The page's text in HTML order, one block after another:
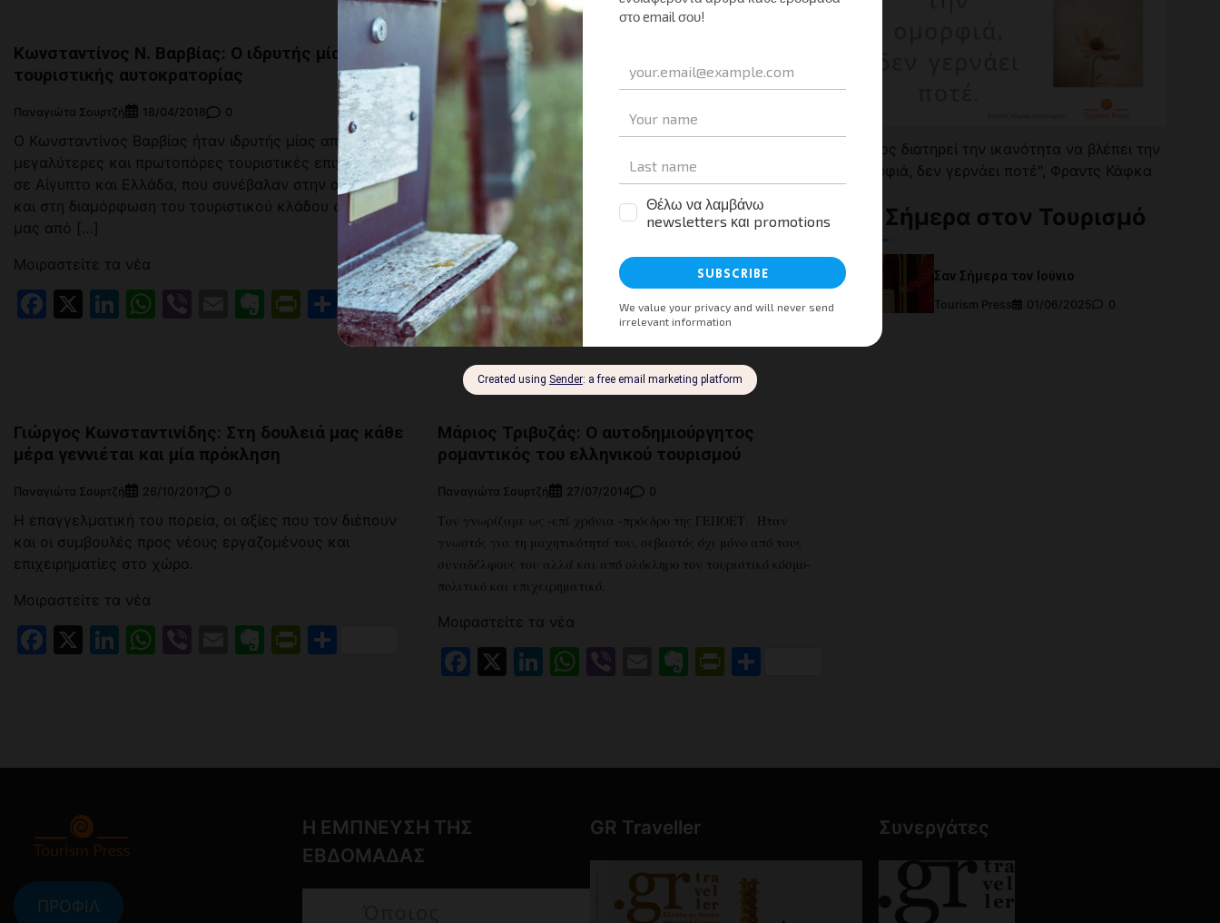
Κωνσταντίνος Ν. Βαρβίας: Ο ιδρυτής μίας
τουριστικής αυτοκρατορίας
Παναγιώτα Σουρτζή 18/04/2018 0
Ο Κωνσταντίνος Βαρβίας ήταν ιδρυτής μίας από τις
μεγαλύτερες και πρωτοπόρες τουριστικές επιχειρήσεις
σε Αίγυπτο και Ελλάδα, που συνέβαλαν στην ανάπτυξη
και στη διαμόρφωση του τουριστικού κλάδου στη χώρα
μας από […]
Μοιραστείτε τα νέα
Facebook
X LinkedIn
WhatsApp
ViberEmailEvernote
PrintFriendly
Μοιραστείτε
Αλέξανδρος Βασιλικός: “Πρόκληση είναι να
λύσεις τα αυτονόητα”
Παναγιώτα Σουρτζή 01/03/2018
Ο νέος Πρόεδρος του Ξενοδοχειακού Επιμελητηρίου
Ελλάδος, ανήκει, παρά το νεαρό της ηλικίας του, στους
πλέον καταξιωμένους τουριστικούς επιχειρηματίες της
χώρας και με ενεργή παρουσία στα κοινά του κλάδου
την τελευταία και πλέον δεκαετία. Πιστεύει στην σκληρή
δουλειά, στις συνεργασίες και την καινοτομία.
Μοιραστείτε τα νέα
Facebook
X LinkedIn
WhatsApp
Viber
EmailEvernote
PrintFriendly
Μοιραστείτε
Γιώργος Κωνσταντινίδης: Στη δουλειά μας κάθε
μέρα γεννιέται και μία πρόκληση
Παναγιώτα Σουρτζή 26/10/2017 0
Η επαγγελματική του πορεία, οι αξίες που τον διέπουν
και οι συμβουλές προς νέους εργαζομένους και
επιχειρηματίες στο χώρο.
Μοιραστείτε τα νέα
Facebook
X LinkedIn
WhatsApp
ViberEmailEvernote
PrintFriendly
Μοιραστείτε
Μάριος Τριβυζάς: Ο αυτοδημιούργητος
ρομαντικός του ελληνικού τουρισμού
Παναγιώτα Σουρτζή 27/07/2014 0
Τον γνωρίζαμε ως -επί χρόνια -πρόεδρο της ΓΕΠΟΕΤ. Ήταν
γνωστός για τη μαχητικότητά του, σεβαστός όχι μόνο από τους
συναδέλφους του αλλά και από ολόκληρο τον τουριστικό κόσμο-
πολιτικό και επιχειρηματικό.
Μοιραστείτε τα νέα
Facebook
X LinkedIn
WhatsApp
ViberEmailEvernote
PrintFriendly
"Όποιος διατηρεί την ικανότητα να βλέπει την
ομορφιά, δεν γερνάει ποτέ", Φραντς Κάφκα
Σαν Σήμερα στον Τουρισμό
Σαν Σήμερα τον Ιούνιο
Tourism Press 01/06/2025 0
ΠΡΟΦΙΛ
Η ΕΜΠΝΕΥΣΗ ΤΗΣ
ΕΒΔΟΜΑΔΑΣ
GR Traveller Συνεργάτες